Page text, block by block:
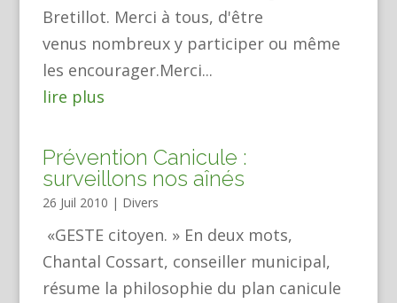
Bretillot. Merci à tous, d'être
venus nombreux y participer ou même
les encourager.Merci...
lire plus
Prévention Canicule :
surveillons nos aînés
26 Juil 2010 | Divers
«GESTE citoyen. » En deux mots,
Chantal Cossart, conseiller municipal,
résume la philosophie du plan canicule